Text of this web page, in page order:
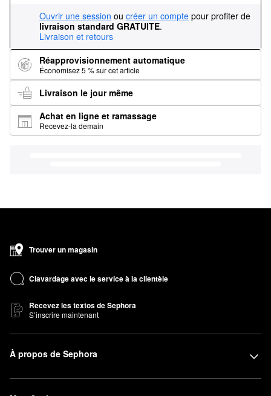
Ouvrir une session ou créer un compte pour profiter de
livraison standard GRATUITE.
Livraison et retours
Réapprovisionnement automatique
Économisez 5 % sur cet article
Livraison le jour même
Achat en ligne et ramassage
Recevez-la demain
Trouver un magasin
Clavardage avec le service à la clientèle
Recevez les textos de Sephora
S’inscrire maintenant
À propos de Sephora